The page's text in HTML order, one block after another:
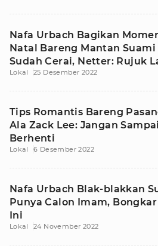
Nafa Urbach Bagikan
Natal Bareng Mantan Suami
Sudah Cerai, Netter: Rujuk
Dong
Lokal 25 Desember 2022
Tips Romantis Bareng
Ala Zack Lee: Jangan
Berhenti
Lokal 6 Desember 2022
Nafa Urbach Blak-blakkan
Punya Calon Imam, Bongkar
Ini
Lokal 24 November 2022